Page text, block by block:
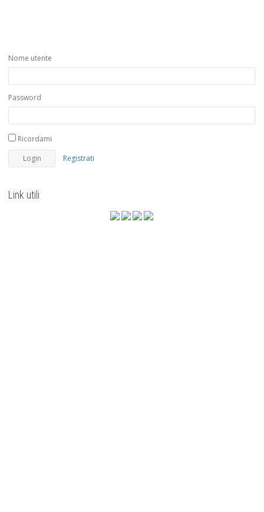
Nome utente
Password
Ricordami
Registrati
Link utili